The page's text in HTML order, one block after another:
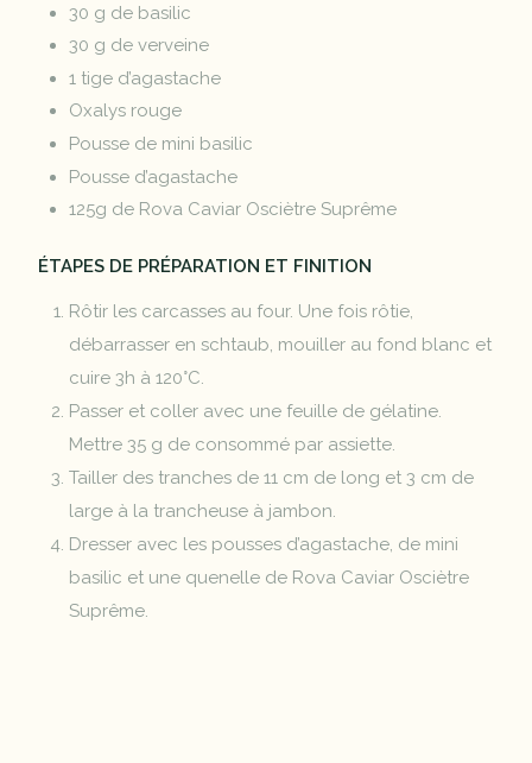
30 g de basilic
30 g de verveine
1 tige d’agastache
Oxalys rouge
Pousse de mini basilic
Pousse d’agastache
125g de Rova Caviar Osciètre Suprême
ÉTAPES DE PRÉPARATION ET FINITION
Rôtir les carcasses au four. Une fois rôtie,
débarrasser en schtaub, mouiller au fond blanc et
cuire 3h à 120°C.
Passer et coller avec une feuille de gélatine.
Mettre 35 g de consommé par assiette.
Tailler des tranches de 11 cm de long et 3 cm de
large à la trancheuse à jambon.
Dresser avec les pousses d’agastache, de mini
basilic et une quenelle de Rova Caviar Osciètre
Suprême.